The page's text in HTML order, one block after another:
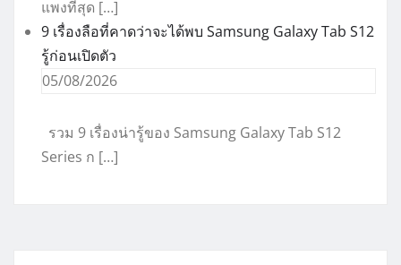
แพงที่สุด […]
9 เรื่องลือที่คาดว่าจะได้พบ Samsung Galaxy Tab S12
รู้ก่อนเปิดตัว
05/08/2026
รวม 9 เรื่องน่ารู้ของ Samsung Galaxy Tab S12
Series ก […]